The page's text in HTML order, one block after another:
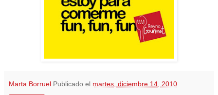
Marta Borruel Publicado el martes, diciembre 14, 2010